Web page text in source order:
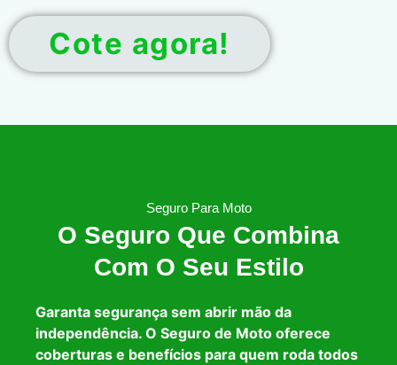
Cote agora!
Seguro Para Moto
O Seguro Que Combina
Com O Seu Estilo
Garanta segurança sem abrir mão da
independência. O Seguro de Moto oferece
coberturas e benefícios para quem roda todos